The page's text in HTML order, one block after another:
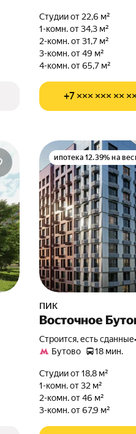
Студии от 22,6 м²
1-комн. от 34,3 м²
2-комн. от 31,7 м²
3-комн. от 49 м²
4-комн. от 65,7 м²
+7 ××× ××× ×× ××
ипотека 12.39% на
ПИК
Восточное
Строится, есть сданные•
Бутово
18 мин.
Студии от 18,8 м²
1-комн. от 32 м²
2-комн. от 46 м²
3-комн. от 67,9 м²